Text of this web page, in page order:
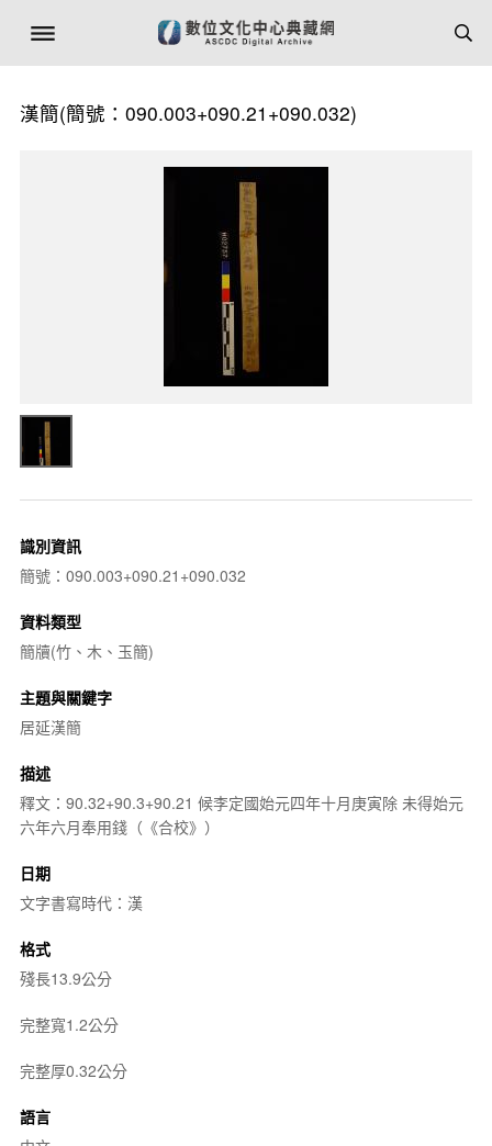
漢簡(簡號：090.003+090.21+090.032)
識別資訊
簡號：090.003+090.21+090.032
資料類型
簡牘(竹、木、玉簡)
主題與關鍵字
居延漢簡
描述
釋文：90.32+90.3+90.21 候李定國始元四年十月庚寅除 未得始元
六年六月奉用錢（《合校》）
日期
文字書寫時代：漢
格式
殘長13.9公分
完整寬1.2公分
完整厚0.32公分
語言